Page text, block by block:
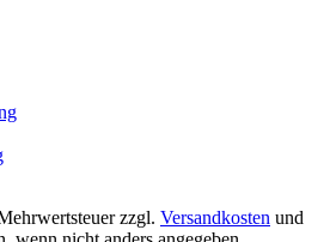
zzgl. Versandkosten und